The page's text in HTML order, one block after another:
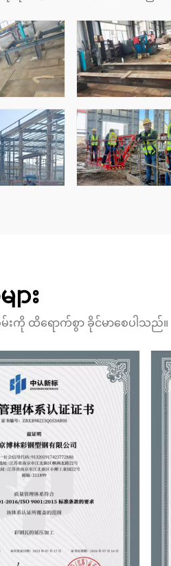
း
ထိရောက်စွာ ခိုင်မာစေပါသည်။